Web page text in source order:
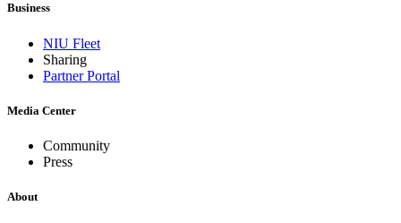
Business
NIU Fleet
Sharing
Partner Portal
Media Center
Community
Press
About